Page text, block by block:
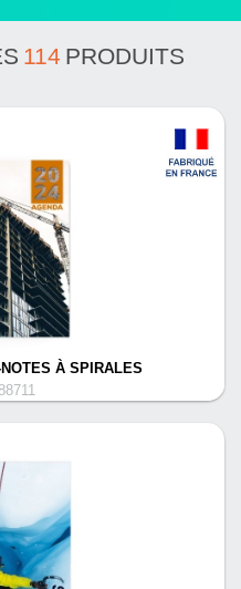
114 PRODUITS
À SPIRALES